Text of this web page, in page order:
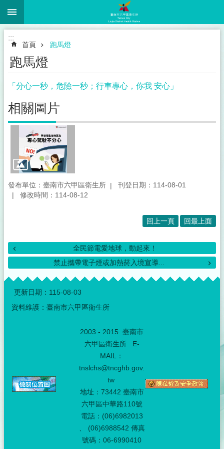
跳到主要內容區塊
:::
首頁 跑馬燈
跑馬燈
「分心一秒，危險一秒；行車專心，你我 安心」
相關圖片
發布單位：臺南市六甲區衛生所
刊登日期：114-08-01
修改時間：114-08-12
回上一頁 回最上面
全民節電愛地球，動起來！
禁止攜帶電子煙或加熱菸入境宣導...
:::
更新日期： 115-08-03
資料維護：臺南市六甲區衛生所
2003 - 2015 臺南市
六甲區衛生所 E-
MAIL：
tnslchs@tncghb.gov.
tw
地址：73442 臺南市
六甲區中華路110號
電話：(06)6982013
、 (06)6988542 傳真
號碼：06-6990410